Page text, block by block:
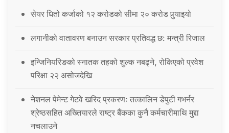
सेयर धितो कर्जाको १२ करोडको सीमा २० करोड पुर्‍याइयो
लगानीको वातावरण बनाउन सरकार प्रतिवद्ध छ: मन्त्री रिजाल
इन्जिनियरिङको स्नातक तहको शुल्क नबढ्ने, रोकिएको प्रवेश
परिक्षा २२ असोजदेखि
नेशनल पेमेन्ट गेटवे खरिद प्रकरणः तत्कालिन डेपुटी गभर्नर
श्रेष्ठसहित अख्तियारले राष्ट्र बैंकका कुनै कर्मचारीमाथि मुद्दा
नचलाउने